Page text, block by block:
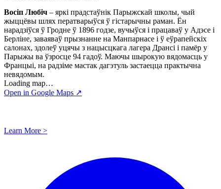
Восіп Любіч – яркі прадстаўнік Парыжскай школы, чый
жыццёвы шлях ператварыўся ў гістарычны раман. Ён
нарадзіўся ў Гродне ў 1896 годзе, вучыўся і працаваў у Адэсе і
Берліне, заваяваў прызнанне на Манпарнасе і ў еўрапейскіх
салонах, здолеў уцячы з нацысцкага лагера Дрансі і памёр у
Парыжы ва ўзросце 94 гадоў. Маючы шырокую вядомасць у
Францыі, на радзіме мастак дагэтуль застаецца практычна
невядомым.
Loading map…
Open in Google Maps ↗
Learn More >